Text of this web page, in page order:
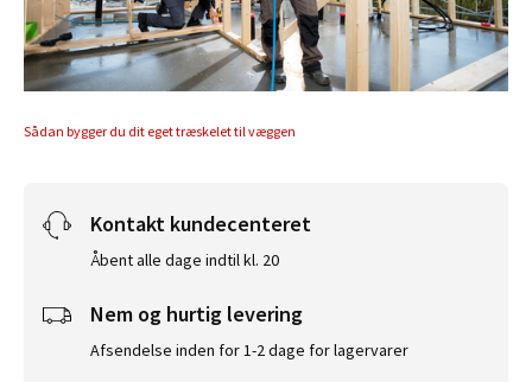
Sådan bygger du dit eget træskelet til væggen
Kontakt kundecenteret
Åbent alle dage indtil kl. 20
Nem og hurtig levering
Afsendelse inden for 1-2 dage for lagervarer